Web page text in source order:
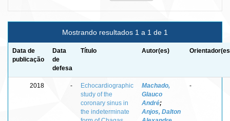
Mostrando resultados 1 a 1 de 1
Data de
publicação
Data
de
defesa
Título Autor(es)
2018 -
Echocardiographic
study of the
coronary sinus in
the indeterminate
Machado,
Glauco
André;
Anjos, Dalton
-